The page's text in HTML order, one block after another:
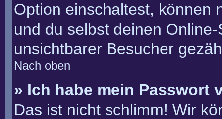
Option einschaltest, können
und du selbst deinen
unsichtbarer Besucher
Nach oben
» Ich habe mein Passwort
Das ist nicht schlimm! Wir